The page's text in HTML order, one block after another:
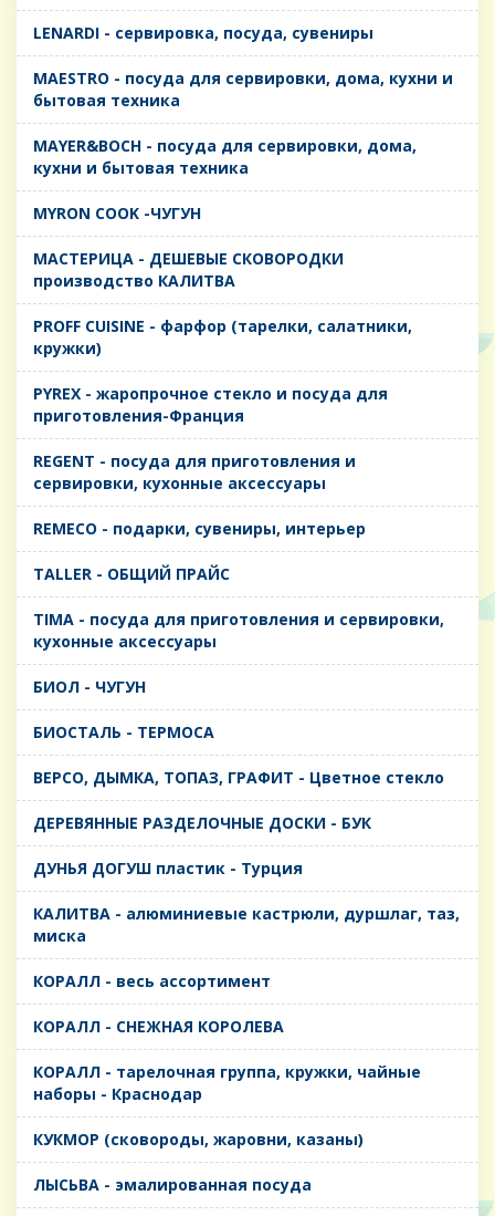
LENARDI - сервировка, посуда, сувениры
MAESTRO - посуда для сервировки, дома, кухни и
бытовая техника
MAYER&BOCH - посуда для сервировки, дома,
кухни и бытовая техника
MYRON COOK -ЧУГУН
MАСТЕРИЦА - ДЕШЕВЫЕ СКОВОРОДКИ
производство КАЛИТВА
PROFF CUISINE - фарфор (тарелки, салатники,
кружки)
PYREX - жаропрочное стекло и посуда для
приготовления-Франция
REGENT - посуда для приготовления и
сервировки, кухонные аксессуары
REMECO - подарки, сувениры, интерьер
TALLER - ОБЩИЙ ПРАЙС
TIMA - посуда для приготовления и сервировки,
кухонные аксессуары
БИОЛ - ЧУГУН
БИОСТАЛЬ - ТЕРМОСА
ВЕРСО, ДЫМКА, ТОПАЗ, ГРАФИТ - Цветное стекло
ДЕРЕВЯННЫЕ РАЗДЕЛОЧНЫЕ ДОСКИ - БУК
ДУНЬЯ ДОГУШ пластик - Турция
КАЛИТВА - алюминиевые кастрюли, дуршлаг, таз,
миска
КОРАЛЛ - весь ассортимент
КОРАЛЛ - СНЕЖНАЯ КОРОЛЕВА
КОРАЛЛ - тарелочная группа, кружки, чайные
наборы - Краснодар
КУКМОР (сковороды, жаровни, казаны)
ЛЫСЬВА - эмалированная посуда